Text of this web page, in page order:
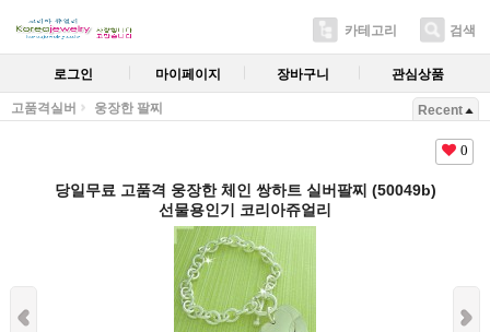
카테고리 검색
로그인 마이페이지 장바구니 관심상품
고품격실버 웅장한 팔찌 Recent
0
당일무료 고품격 웅장한 체인 쌍하트 실버팔찌 (50049b)
선물용인기 코리아쥬얼리